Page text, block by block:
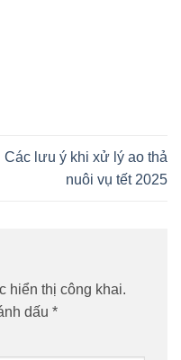
Các lưu ý khi xử lý ao thả
nuôi vụ tết 2025
hiển thị công khai.
dấu *